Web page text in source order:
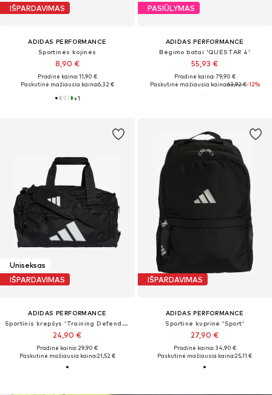
IŠPARDAVIMAS
ADIDAS PERFORMANCE
Sportinės kojinės
8,90 €
Pradinė kaina: 11,90 €
Paskutinė mažiausia kaina:6,32 €
+1
PASIŪLYMAS
ADIDAS PERFORMANCE
Bėgimo batai 'QUESTAR 4'
55,93 €
Pradinė kaina: 79,90 €
Paskutinė mažiausia kaina:63,92 €-12%
Uniseksas
IŠPARDAVIMAS
ADIDAS PERFORMANCE
Sportinis krepšys 'Training Defender'
24,90 €
Pradinė kaina: 29,90 €
Paskutinė mažiausia kaina:21,52 €
IŠPARDAVIMAS
ADIDAS PERFORMANCE
Sportinė kuprinė 'Sport'
27,90 €
Pradinė kaina: 34,90 €
Paskutinė mažiausia kaina:25,11 €